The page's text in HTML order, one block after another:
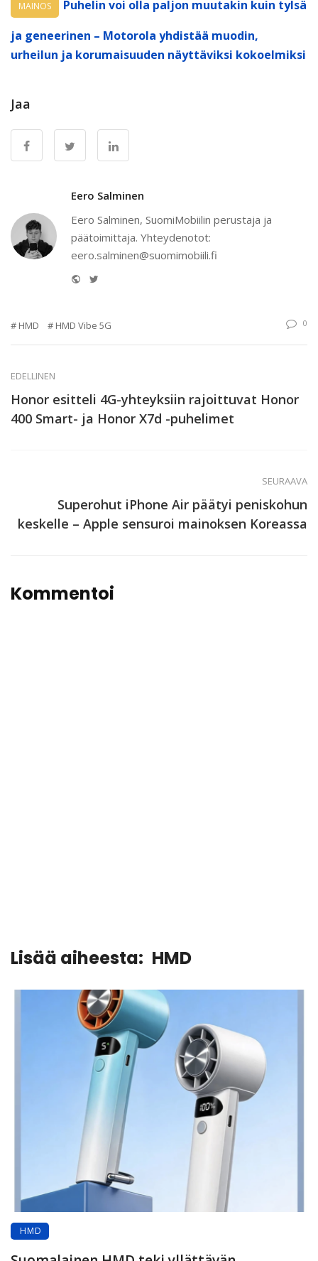
MAINOS
Puhelin voi olla paljon muutakin kuin tylsä
ja geneerinen – Motorola yhdistää muodin,
urheilun ja korumaisuuden näyttäviksi kokoelmiksi
Jaa
Eero Salminen
Eero Salminen, SuomiMobiilin perustaja ja
päätoimittaja. Yhteydenotot:
eero.salminen@suomimobiili.fi
Website
HMD HMD Vibe 5G 0
EDELLINEN
Honor esitteli 4G-yhteyksiin rajoittuvat Honor
400 Smart- ja Honor X7d -puhelimet
SEURAAVA
Superohut iPhone Air päätyi peniskohun
keskelle – Apple sensuroi mainoksen Koreassa
Kommentoi
Lisää aiheesta: HMD
HMD